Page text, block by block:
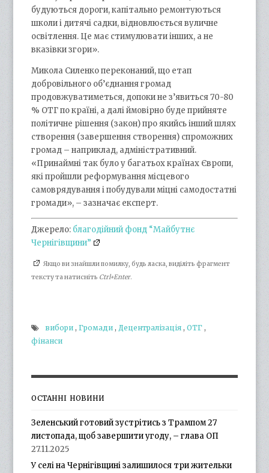
будуються дороги, капітально ремонтуються
школи і дитячі садки, відновлюється вуличне
освітлення. Це має стимулювати інших, а не
вказівки згори».
Микола Силенко переконаний, що етап
добровільного об’єднання громад
продовжуватиметься, допоки не з’явиться 70-80
% ОТГ по країні, а далі ймовірно буде прийняте
політичне рішення (закон) про якийсь інший шлях
створення (завершення створення) спроможних
громад – наприклад, адміністративний.
«Принаймні так було у багатьох країнах Європи,
які пройшли реформування місцевого
самоврядування і побудували міцні самодостатні
громади», – зазначає експерт.
Джерело: благодійний фонд “Майбутнє
Чернігівщини”
Якщо ви знайшли помилку, будь ласка, виділіть фрагмент
тексту та натисніть Ctrl+Enter.
вибори ,Громади ,Децентралізація ,ОТГ ,
фінанси
ОСТАННІ НОВИНИ
Зеленський готовий зустрітись з Трампом 27
листопада, щоб завершити угоду, – глава ОП
27.11.2025
У селі на Чернігівщині залишилося три жительки